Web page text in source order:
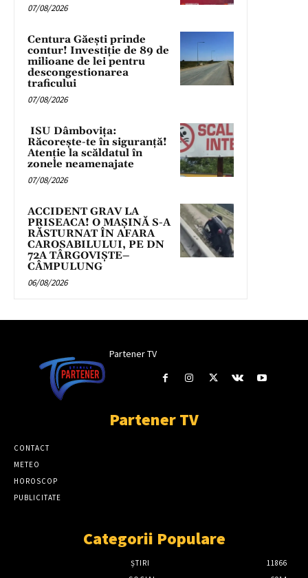
07/08/2026
Centura Găești prinde
contur! Investiție de 89 de
milioane de lei pentru
descongestionarea
traficului
07/08/2026
ISU Dâmbovița:
Răcorește-te în siguranță!
Atenție la scăldatul în
zonele neamenajate
07/08/2026
ACCIDENT GRAV LA
PRISEACA! O MAȘINĂ S-A
RĂSTURNAT ÎN AFARA
CAROSABILULUI, PE DN
72A TÂRGOVIȘTE–
CÂMPULUNG
06/08/2026
Partener TV
Partener TV
CONTACT
METEO
HOROSCOP
PUBLICITATE
Categorii Populare
ȘTIRI
11866